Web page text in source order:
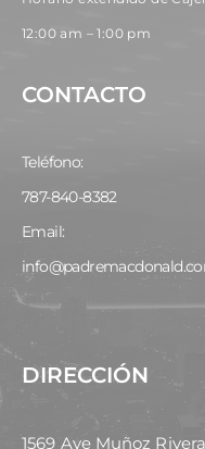
12:00 am – 1:00 pm
CONTACTO
Teléfono:
787-840-8382
Email:
DIRECCIÓN
1569 Ave Muñoz